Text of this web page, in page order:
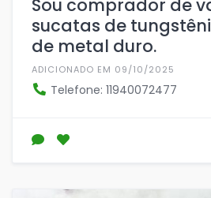
Sou comprador de
sucatas de
de metal duro.
ADICIONADO EM 09/10/2025
Telefone: 11940072477